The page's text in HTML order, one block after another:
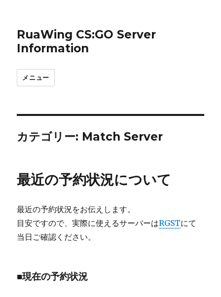
RuaWing CS:GO Server
Information
メニュー
カテゴリー: Match Server
最近の予約状況について
最近の予約状況をお伝えします。
目安ですので、実際に使えるサーバーはRGSTにて
当日ご確認ください。
■現在の予約状況